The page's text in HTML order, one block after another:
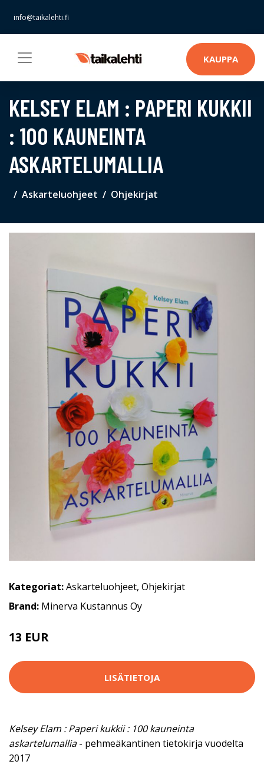
info@taikalehti.fi
KAUPPA
KELSEY ELAM : PAPERI KUKKII
: 100 KAUNEINTA
ASKARTELUMALLIA
Askarteluohjeet Ohjekirjat
Kategoriat:Askarteluohjeet, Ohjekirjat
Brand: Minerva Kustannus Oy
13 EUR
LISÄTIETOJA
Kelsey Elam : Paperi kukkii : 100 kauneinta
askartelumallia- pehmeäkantinen tietokirja vuodelta
2017